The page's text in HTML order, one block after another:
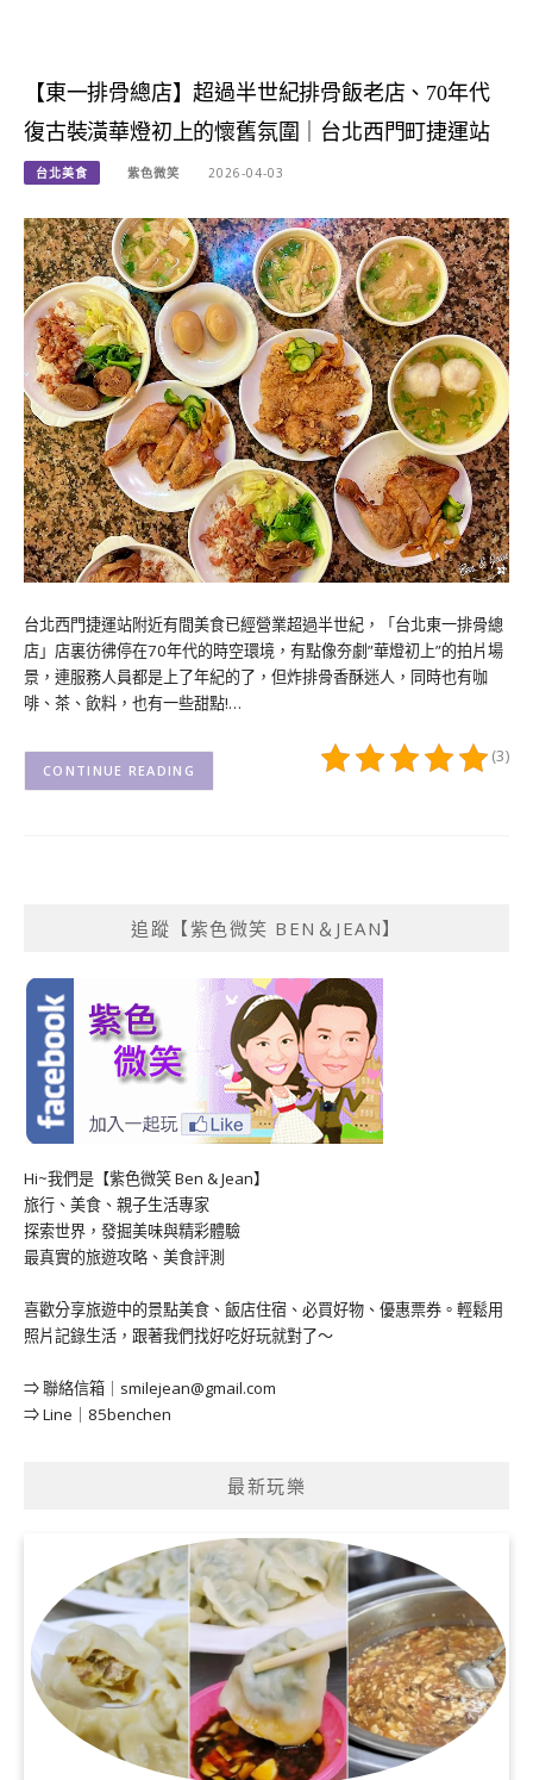
【東一排骨總店】超過半世紀排骨飯老店、70年代
復古裝潢華燈初上的懷舊氛圍｜台北西門町捷運站
台北美食 紫色微笑 2026-04-03
台北西門捷運站附近有間美食已經營業超過半世紀，「台北東一排骨總
店」店裏彷彿停在70年代的時空環境，有點像夯劇”華燈初上”的拍片場
景，連服務人員都是上了年紀的了，但炸排骨香酥迷人，同時也有咖
啡、茶、飲料，也有一些甜點!…
(3)
CONTINUE READING
追蹤【紫色微笑 BEN＆JEAN】
Hi~我們是【紫色微笑 Ben & Jean】
旅行、美食、親子生活專家
探索世界，發掘美味與精彩體驗
最真實的旅遊攻略、美食評測
喜歡分享旅遊中的景點美食、飯店住宿、必買好物、優惠票券。輕鬆用
照片記錄生活，跟著我們找好吃好玩就對了～
⇒ 聯絡信箱｜ smilejean@gmail.com
⇒ Line｜85benchen
最新玩樂